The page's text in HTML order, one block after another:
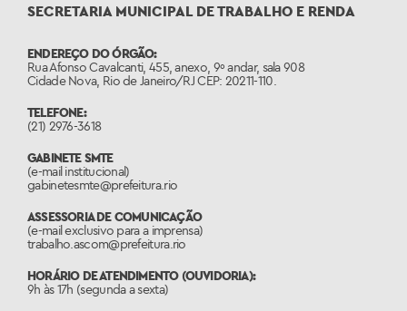
SECRETARIA MUNICIPAL DE TRABALHO E RENDA
ENDEREÇO DO ÓRGÃO:
Rua Afonso Cavalcanti, 455, anexo, 9º andar, sala 908
Cidade Nova, Rio de Janeiro/RJ CEP: 20211-110.
TELEFONE:
(21) 2976-3618
GABINETE SMTE
(e-mail institucional)
gabinetesmte@prefeitura.rio
ASSESSORIA DE COMUNICAÇÃO
(e-mail exclusivo para a imprensa)
trabalho.ascom@prefeitura.rio
HORÁRIO DE ATENDIMENTO (OUVIDORIA):
9h às 17h (segunda a sexta)